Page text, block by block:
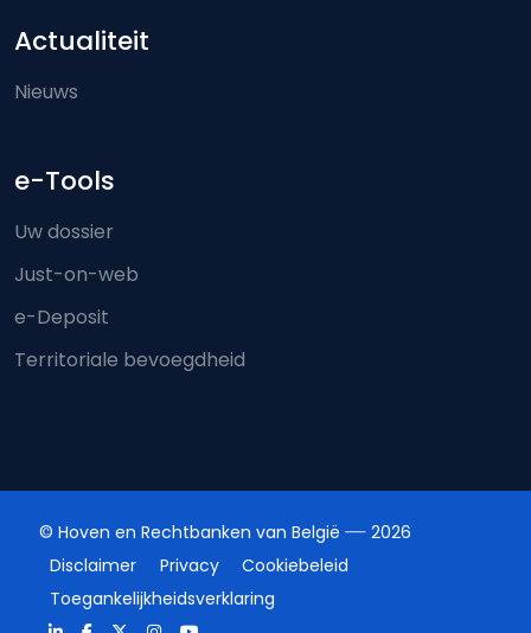
Actualiteit
Nieuws
e-Tools
Uw dossier
Just-on-web
e-Deposit
Territoriale bevoegdheid
© Hoven en Rechtbanken van België
2026
Disclaimer
Privacy
Cookiebeleid
Toegankelijkheidsverklaring